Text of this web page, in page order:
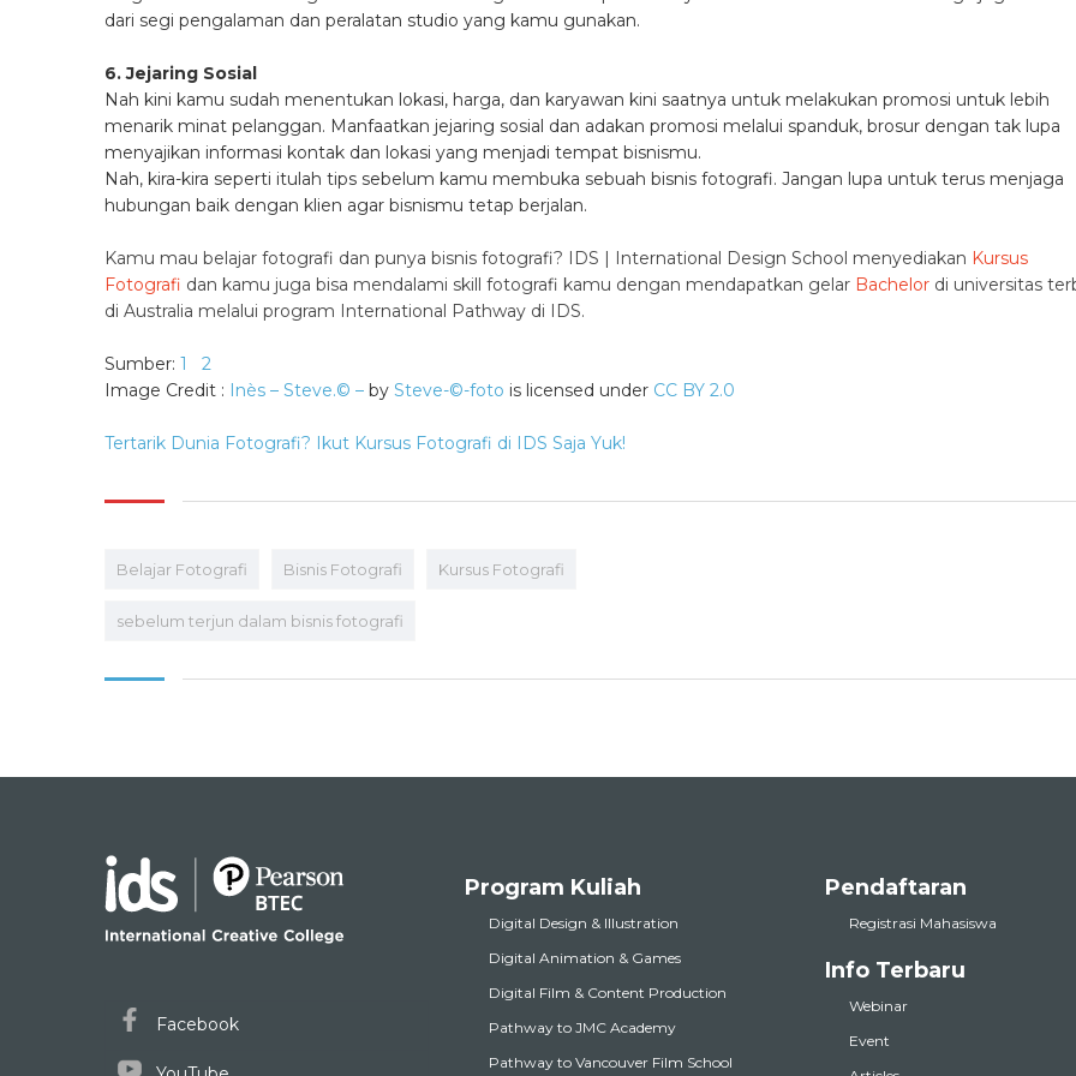
dari segi pengalaman dan peralatan studio yang kamu gunakan.
6. Jejaring Sosial
Nah kini kamu sudah menentukan lokasi, harga, dan karyawan kini saatnya untuk melakukan promosi untuk lebih
menarik minat pelanggan. Manfaatkan jejaring sosial dan adakan promosi melalui spanduk, brosur dengan tak lupa
menyajikan informasi kontak dan lokasi yang menjadi tempat bisnismu.
Nah, kira-kira seperti itulah tips sebelum kamu membuka sebuah bisnis fotografi. Jangan lupa untuk terus menjaga
hubungan baik dengan klien agar bisnismu tetap berjalan.
Kamu mau belajar fotografi dan punya bisnis fotografi? IDS | International Design School menyediakan Kursus
Fotografi dan kamu juga bisa mendalami skill fotografi kamu dengan mendapatkan gelar Bachelor di universitas
di Australia melalui program International Pathway di IDS.
Sumber: 1
2
Image Credit :
Inès – Steve.© – by Steve-©-foto is licensed under CC BY 2.0
Tertarik Dunia Fotografi? Ikut Kursus Fotografi di IDS Saja Yuk!
Belajar Fotografi Bisnis Fotografi Kursus Fotografi
sebelum terjun dalam bisnis fotografi
Facebook
Program Kuliah
Digital Design & Illustration
Digital Animation & Games
Digital Film & Content Production
Pathway to JMC Academy
Pathway to Vancouver Film School
Pendaftaran
Registrasi Mahasiswa
Info Terbaru
Webinar
Event